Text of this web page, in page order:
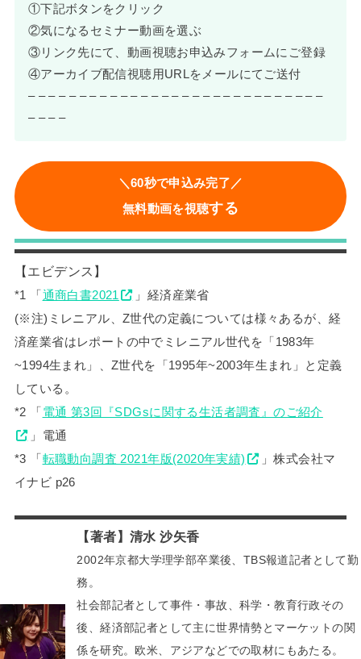
①下記ボタンをクリック
②気になるセミナー動画を選ぶ
③リンク先にて、動画視聴お申込みフォームにご登録
④アーカイブ配信視聴用URLをメールにてご送付
– – – – – – – – – – – – – – – – – – – – – – – – – – – – –
– – – –
＼60秒で申込み完了／
無料動画を視聴する
【エビデンス】
*1 「 通商白書2021
」経済産業省
(※注)ミレニアル、Z世代の定義については様々あるが、経
済産業省はレポートの中でミレニアル世代を「1983年
~1994生まれ」、Z世代を「1995年~2003年生まれ」と定義
している。
*2 「 電通 第3回『SDGsに関する生活者調査』のご紹介
」電通
*3 「 転職動向調査 2021年版(2020年実績)
」株式会社マ
イナビ p26
【著者】清水 沙矢香
2002年京都大学理学部卒業後、TBS報道記者として勤
務。
社会部記者として事件・事故、科学・教育行政その
後、経済部記者として主に世界情勢とマーケットの関
係を研究。欧米、アジアなどでの取材にもあたる。